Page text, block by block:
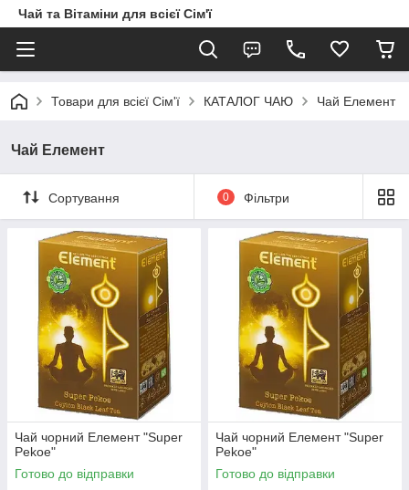
Чай та Вітаміни для всієї Сім'ї
Товари для всієї Сім'ї КАТАЛОГ ЧАЮ Чай Елемент
Чай Елемент
Сортування 0 Фільтри
Чай чорний Елемент "Super
Pekoe"
Готово до відправки
Чай чорний Елемент "Super
Pekoe"
Готово до відправки